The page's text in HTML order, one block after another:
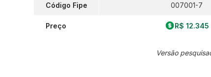
Código Fipe
Preço
007001-7
R$ 12.345
Versão